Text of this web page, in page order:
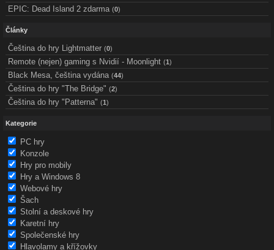
EPIC: Dead Island 2 zdarma (0)
Články
Čeština do hry Lightmatter (0)
Remote (nejen) gaming s Nvidií - Moonlight (1)
Black Mesa, čeština vydána (44)
Čeština do hry "The Bridge" (2)
Čeština do hry "Patterna" (1)
Kategorie
PC hry
Konzole
Hry pro mobily
Hry a Windows 8
Webové hry
Šach
Stolní a deskové hry
Karetní hry
Společenské hry
Hlavolamy a křížovky